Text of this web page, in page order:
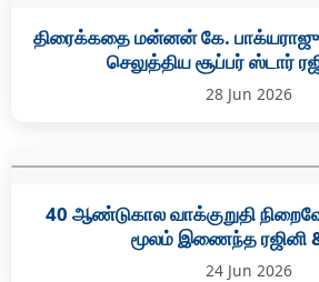
திரைக்கதை மன்னன் கே.
செலுத்திய சூப்பர் ஸ்டார்
28 Jun 2026
40 ஆண்டுகால வாக்குறுதி
மூலம் இணைந்த ரஜினி
24 Jun 2026